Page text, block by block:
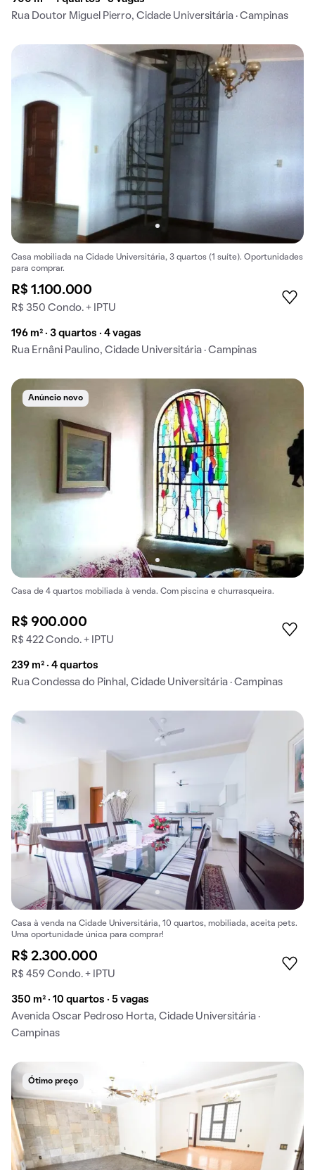
Rua Doutor Miguel Pierro, Cidade Universitária · Campinas
Casa mobiliada na Cidade Universitária, 3 quartos (1 suíte). Oportunidades
para comprar.
R$ 1.100.000
R$ 350 Condo. + IPTU
196 m² · 3 quartos · 4 vagas
Rua Ernâni Paulino, Cidade Universitária · Campinas
Anúncio novo
Casa de 4 quartos mobiliada à venda. Com piscina e churrasqueira.
R$ 900.000
R$ 422 Condo. + IPTU
239 m² · 4 quartos
Rua Condessa do Pinhal, Cidade Universitária · Campinas
Casa à venda na Cidade Universitária, 10 quartos, mobiliada, aceita pets.
Uma oportunidade única para comprar!
R$ 2.300.000
R$ 459 Condo. + IPTU
350 m² · 10 quartos · 5 vagas
Avenida Oscar Pedroso Horta, Cidade Universitária ·
Campinas
Ótimo preço